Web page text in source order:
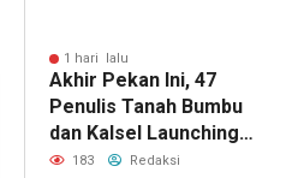
1 hari lalu
Akhir Pekan Ini, 47
Penulis Tanah Bumbu
dan Kalsel Launching
Antologi “Suara dari
183 Redaksi